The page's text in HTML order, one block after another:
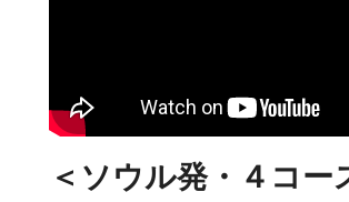
＜ソウル発・４コー